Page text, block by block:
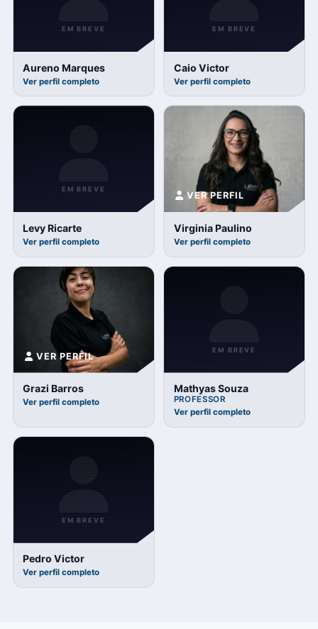
EM BREVE
Aureno Marques
Ver perfil completo
EM BREVE
Caio Victor
Ver perfil completo
EM BREVE
Levy Ricarte
Ver perfil completo
VER PERFIL
Virginia Paulino
Ver perfil completo
VER PERFIL
Grazi Barros
Ver perfil completo
EM BREVE
Mathyas Souza
PROFESSOR
Ver perfil completo
EM BREVE
Pedro Victor
Ver perfil completo